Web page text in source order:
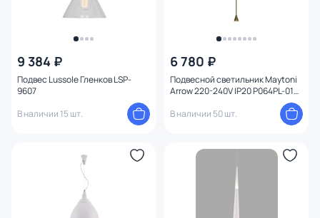
9 384 ₽
Подвес Lussole Гленков LSP-
9607
В наличии 15 шт.
6 780 ₽
Подвесной светильник Maytoni
Arrow 220-240V IP20 P064PL-01G-
В наличии 50 шт.